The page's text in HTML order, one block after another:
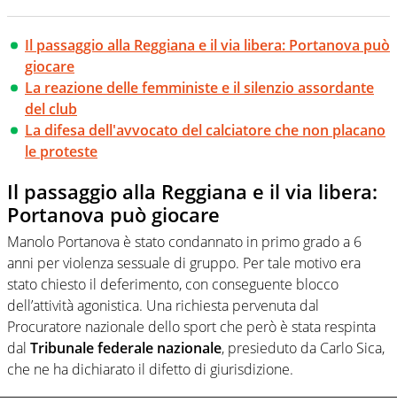
Il passaggio alla Reggiana e il via libera: Portanova può
giocare
La reazione delle femministe e il silenzio assordante
del club
La difesa dell'avvocato del calciatore che non placano
le proteste
Il passaggio alla Reggiana e il via libera:
Portanova può giocare
Manolo Portanova è stato condannato in primo grado a 6
anni per violenza sessuale di gruppo. Per tale motivo era
stato chiesto il deferimento, con conseguente blocco
dell’attività agonistica. Una richiesta pervenuta dal
Procuratore nazionale dello sport che però è stata respinta
dal Tribunale federale nazionale, presieduto da Carlo Sica,
che ne ha dichiarato il difetto di giurisdizione.